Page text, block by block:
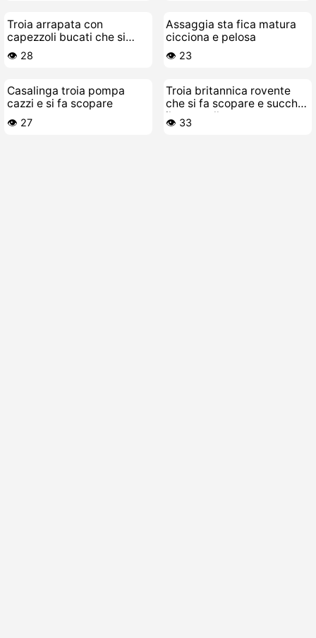
Troia arrapata con
capezzoli bucati che si
struscia a letto
👁️ 28
Assaggia sta fica matura
cicciona e pelosa
👁️ 23
Casalinga troia pompa
cazzi e si fa scopare
👁️ 27
Troia britannica rovente
che si fa scopare e succhia
il cazzo allamante
👁️ 33